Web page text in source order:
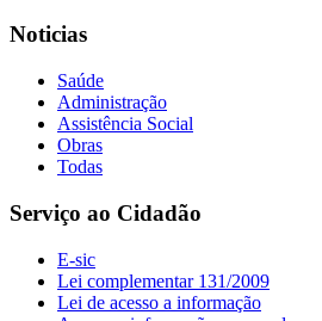
Noticias
Saúde
Administração
Assistência Social
Obras
Todas
Serviço ao Cidadão
E-sic
Lei complementar 131/2009
Lei de acesso a informação